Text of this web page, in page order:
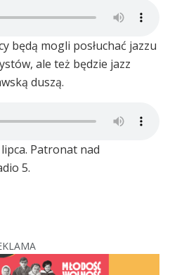
będą mogli posłuchać jazzu
ale też będzie jazz
duszą.
Patronat nad
5.